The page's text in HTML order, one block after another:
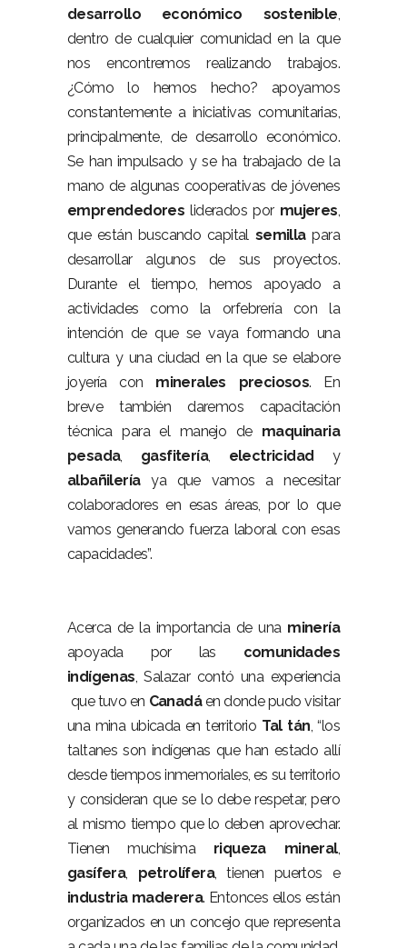
desarrollo
económico sostenible,
dentro de cualquier comunidad en la que
nos encontremos realizando trabajos.
¿Cómo lo hemos hecho? apoyamos
constantemente a iniciativas comunitarias,
principalmente, de desarrollo económico.
Se han impulsado y se ha trabajado de la
mano de algunas cooperativas de jóvenes
emprendedores liderados por mujeres,
que están buscando capital semillapara
desarrollar algunos de sus proyectos.
Durante el tiempo, hemos apoyado a
actividades como la orfebrería con la
intención de que se vaya formando una
cultura y una ciudad en la que se elabore
joyería con minerales preciosos. En
breve también daremos capacitación
técnica para el manejo de maquinaria
pesada, gasfitería, electricidad y
albañileríaya que vamos a necesitar
colaboradores en esas áreas, por lo que
vamos generando fuerza laboral con esas
capacidades”.
Acerca de la importancia de una minería
apoyada por las comunidades
indígenas, Salazar contó una experiencia
que tuvo en Canadáen donde pudo visitar
una mina ubicada en territorio Tal tán, “los
taltanes son indígenas que han estado allí
desde tiempos inmemoriales, es su territorio
y consideran que se lo debe respetar, pero
al mismo tiempo que lo deben aprovechar.
Tienen muchísima riqueza mineral,
gasífera, petrolífera, tienen puertos e
industria maderera. Entonces ellos están
organizados en un concejo que representa